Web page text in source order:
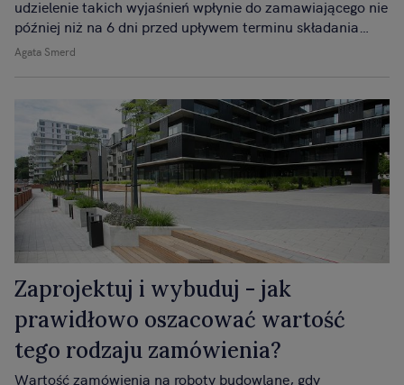
Agata Smerd
udzielenie takich wyjaśnień wpłynie do zamawiającego nie
później niż na 6 dni przed upływem terminu składania
ofert (art. 38 ust. 1 pkt 1 ustawy Pzp - dla przetargu
dla postępowania, o którym mowa w pytaniu).
Zaprojektuj i wybuduj - jak
prawidłowo oszacować wartość
tego rodzaju zamówienia?
Wartość zamówienia na roboty budowlane, gdy